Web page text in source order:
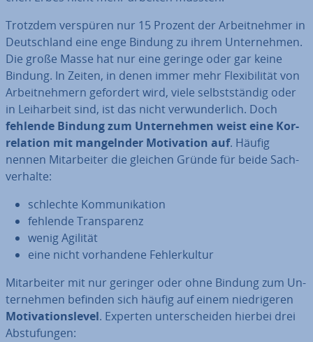
Trotzdem verspüren nur 15 Prozent der Ar­beit­neh­mer in
Deutsch­land eine enge Bindung zu ihrem Un­ter­neh­men.
Die große Masse hat nur eine geringe oder gar keine
Bindung. In Zeiten, in denen immer mehr Fle­xi­bi­li­tät von
Ar­beit­neh­mern gefordert wird, viele selbst­stän­dig oder
in Leih­ar­beit sind, ist das nicht ver­wun­der­lich. Doch
fehlende Bindung zum Un­ter­neh­men weist eine Kor­
re­la­ti­on mit man­geln­der Mo­ti­va­ti­on auf. Häufig
nennen Mit­ar­bei­ter die gleichen Gründe für beide Sach­
ver­hal­te:
schlechte Kom­mu­ni­ka­ti­on
fehlende Trans­pa­renz
wenig Agilität
eine nicht vor­han­de­ne Feh­ler­kul­tur
Mit­ar­bei­ter mit nur geringer oder ohne Bindung zum Un­
ter­neh­men befinden sich häufig auf einem nied­ri­ge­ren
Mo­ti­va­ti­ons­le­vel. Experten un­ter­schei­den hierbei drei
Ab­stu­fun­gen: